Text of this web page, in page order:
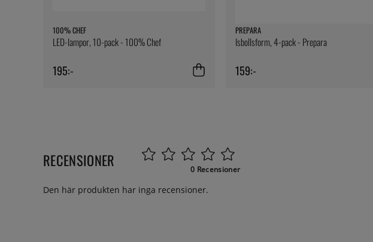
100% CHEF
LED-lampor, 10-pack - 100% Chef
195:-
PREPARA
Isbollsform, 4-pack - Prepara
159:-
RECENSIONER 0 Recensioner
Den här produkten har inga recensioner.